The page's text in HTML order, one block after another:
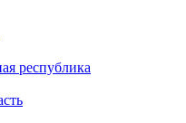
республика